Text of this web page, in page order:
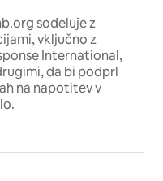
sodeluje z
vključno z
International,
da bi podprl
na napotitev v